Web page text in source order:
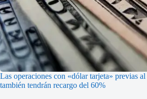
Las operaciones con «dólar tarjeta» previas
también tendrán recargo del 60%